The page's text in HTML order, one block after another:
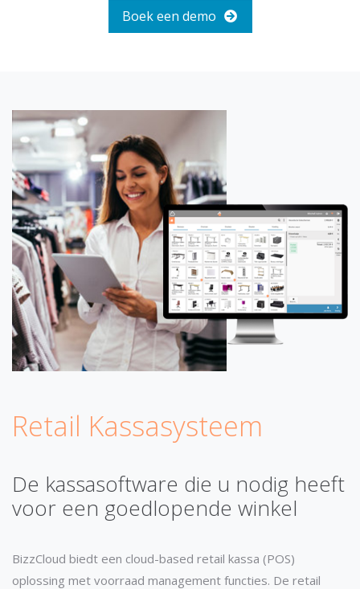
Boek een demo
Retail Kassasysteem
De kassasoftware die u nodig heeft
voor een goedlopende winkel
BizzCloud biedt een cloud-based retail kassa (POS)
oplossing met voorraad management functies. De retail